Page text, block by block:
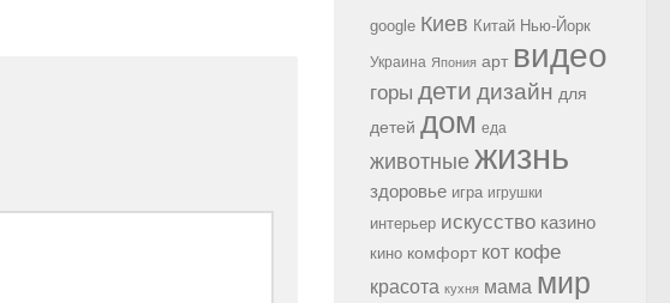
google Киев Китай Нью-Йорк
Украина Япония арт видео
горы дети дизайн для
детей дом еда
животные жизнь
здоровье игра игрушки
интерьер искусство казино
кино комфорт кот кофе
красота кухня мама мир